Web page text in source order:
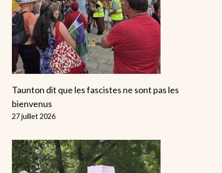
Taunton dit que les fascistes ne sont pas les
bienvenus
27 juillet 2026